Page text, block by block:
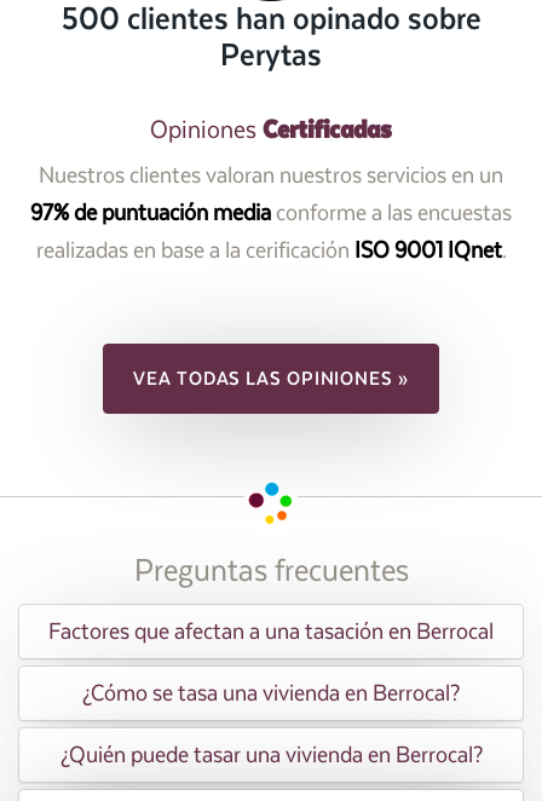
500 clientes han opinado sobre
Perytas
Opiniones Certificadas
Nuestros clientes valoran nuestros servicios en un
97% de puntuación mediaconforme a las encuestas
realizadas en base a la cerificación ISO 9001 IQnet.
VEA TODAS LAS OPINIONES »
Preguntas frecuentes
Factores que afectan a una tasación en Berrocal
¿Cómo se tasa una vivienda en Berrocal?
¿Quién puede tasar una vivienda en Berrocal?